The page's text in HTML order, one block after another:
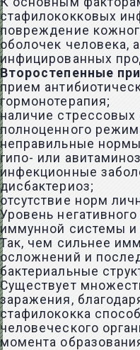
стафилококковых
повреждение
оболочек человека,
инфицированных
Второстепенные
прием
гормонотерапия;
наличие
полноценного
неправильные
гипо- или
инфекционные
дисбактериоз;
отсутствие норм
Уровень
иммунной системы и
Так, чем сильнее
осложнений и
бактериальные
Существует
заражения,
стафилококка
человеческого
момента